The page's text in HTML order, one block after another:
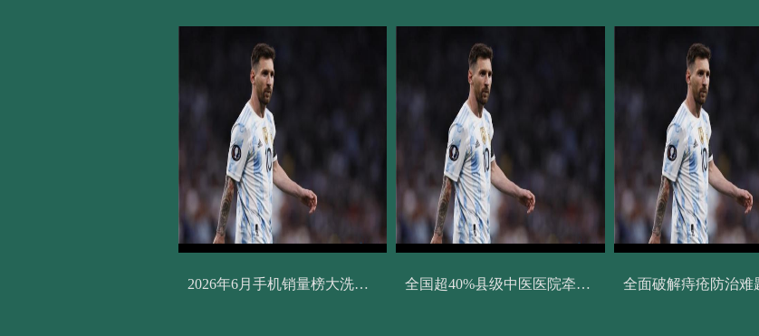
2026年6月手机销量榜大洗牌: 苹果依旧霸榜, 国产新机冲刺前十 全国超40%县级中医医院牵头组建县域医共体